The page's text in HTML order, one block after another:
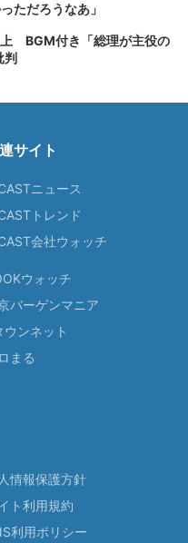
ただろうなあ」
BGM付き「総理が主役の
判
サイト
ニュース
トレンド
会社ウォッチ
ウォッチ
バーゲンマニア
ウンネット
まる
情報保護方針
ト利用規約
利用ポリシー